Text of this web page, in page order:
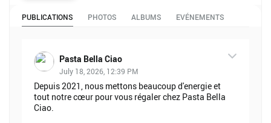
PUBLICATIONS PHOTOS ALBUMS EVÉNEMENTS
Pasta Bella Ciao
July 18, 2026, 12:39 PM
Depuis 2021, nous mettons beaucoup d'energie et
tout notre cœur pour vous régaler chez Pasta Bella
Ciao.